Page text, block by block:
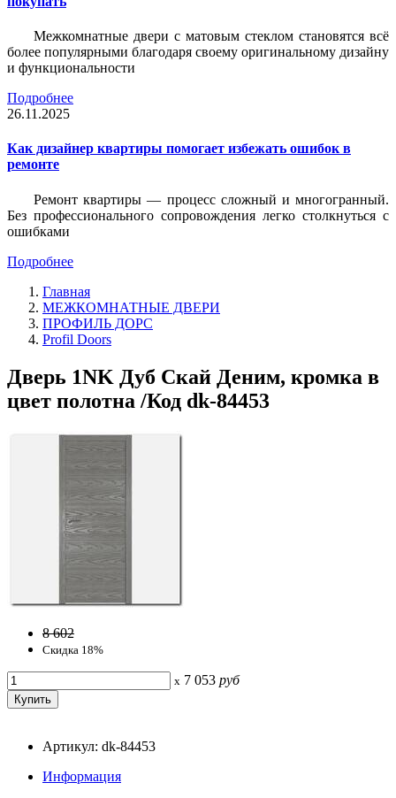
Межкомнатные двери с матовым стеклом становятся всё
более популярными благодаря своему оригинальному дизайну
и функциональности
Подробнее
26.11.2025
Как дизайнер квартиры помогает избежать ошибок в
ремонте
Ремонт квартиры — процесс сложный и многогранный.
Без профессионального сопровождения легко столкнуться с
ошибками
Подробнее
Главная
МЕЖКОМНАТНЫЕ ДВЕРИ
ПРОФИЛЬ ДОРС
Profil Doors
Дверь 1NK Дуб Скай Деним, кромка в
цвет полотна /Код dk-84453
8 602
Скидка 18%
x 7 053 руб
Артикул: dk-84453
Информация